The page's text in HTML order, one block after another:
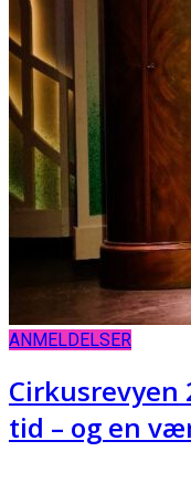
ANMELDELSER
Cirkusrevyen
tid – og en